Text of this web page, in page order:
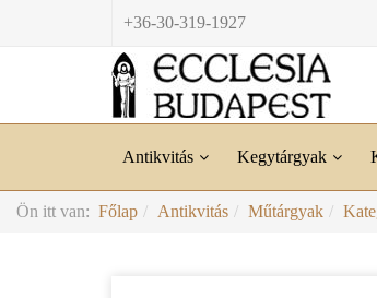
+36-30-319-1927
Antikvitás Kegytárgyak
Ön itt van: Főlap Antikvitás Műtárgyak